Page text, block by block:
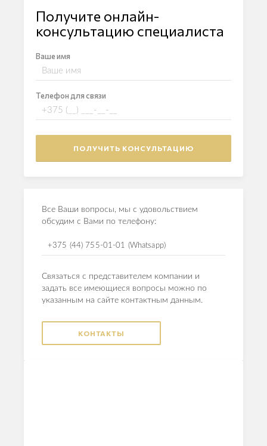
Получите онлайн-
консультацию специалиста
Ваше имя
Телефон для связи
Все Ваши вопросы, мы с удовольствием
обсудим с Вами по телефону:
+375 (44) 755-01-01 (Whatsapp)
Связаться с представителем компании и
задать все имеющиеся вопросы можно по
указанным на сайте контактным данным.
КОНТАКТЫ